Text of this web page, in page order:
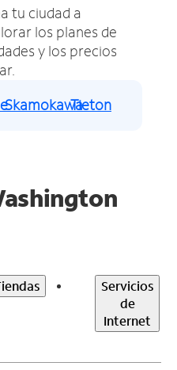
tu ciudad a
los planes de
y los precios
SkamokawaTieton
Servicios
de
Internet